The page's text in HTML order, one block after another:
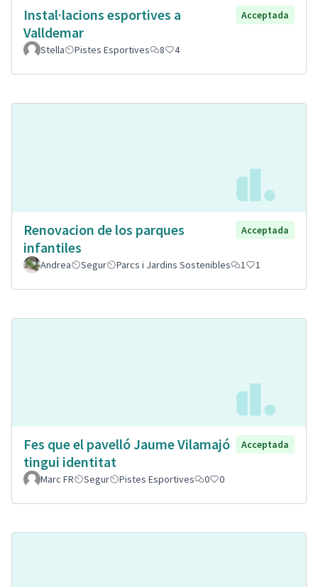
Instal·lacions esportives a
Valldemar
Acceptada
Stella Pistes Esportives 8 4
Renovacion de los parques
infantiles
Acceptada
Andrea Segur Parcs i Jardins Sostenibles 1 1
Fes que el pavelló Jaume Vilamajó
tingui identitat
Acceptada
Marc FR Segur Pistes Esportives 0 0